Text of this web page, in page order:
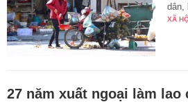
dân,
XÃ
27 năm xuất ngoại làm lao